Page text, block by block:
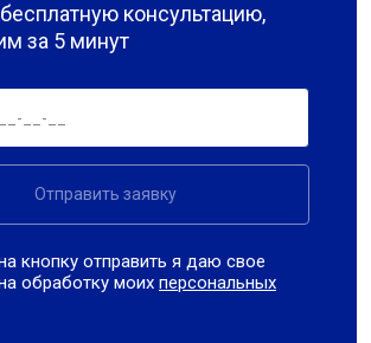
консультацию,
за 5 минут
Отправить заявку
кнопку отправить я даю свое
обработку моихперсональных